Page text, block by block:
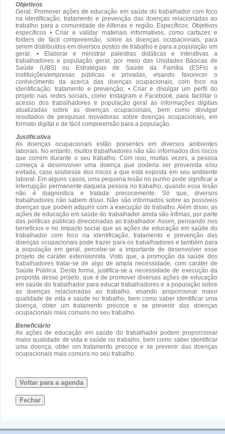
Objetivos
Geral: Promover ações de educação em saúde do trabalhador com foco
na identificação, tratamento e prevenção das doenças relacionadas ao
trabalho para a comunidade de Alfenas e região. Específicos: Objetivos
específicos • Criar e validar materiais informativos, como cartazes e
folders de fácil compreensão, sobre as doenças ocupacionais, para
serem distribuídos em diversos postos de trabalho e para a população em
geral; • Elaborar e ministrar palestras didáticas e interativas a
trabalhadores e população geral, por meio das Unidades Básicas de
Saúde (UBS) ou Estratégias de Saúde da Família (ESFs) e
instituições/empresas públicas e privadas, visando favorecer o
conhecimento da acerca das doenças ocupacionais, com foco na
identificação, tratamento e prevenção; • Criar e divulgar um perfil do
projeto nas redes sociais, como Instagram e Facebook, para facilitar o
acesso dos trabalhadores e população geral às informações digitais
atualizadas sobre as doenças ocupacionais, bem como divulgar
resultados de pesquisas inovadoras sobre doenças ocupacionais, em
formato digital e de fácil compreensão para a população.
Justificativa
As doenças ocupacionais estão presentes em diversos ambientes
laborais. No entanto, muitos trabalhadores não são informados dos riscos
que correm durante o seu trabalho. Com isso, muitas vezes, a pessoa
começa a desenvolver uma doença que poderia ser prevenida e/ou
evitada, caso soubesse dos riscos a que está exposta em seu ambiente
laboral. Em alguns casos, uma pequena lesão no punho pode significar a
interrupção permanente daquela pessoa no trabalho, quando essa lesão
não é diagnostica e tratada precocemente. Só que, diversos
trabalhadores não sabem disso. Não são informados sobre as possíveis
doenças que podem adquirir com a execução do trabalho. Além disso, as
ações de educação em saúde do trabalhador ainda são ínfimas, por parte
das políticas públicas direcionadas ao trabalhador. Assim, pensando nos
benefícios e no impacto social que as ações de educação em saúde do
trabalhador com foco na identificação, tratamento e prevenção das
doenças ocupacionais pode trazer para os trabalhadores e também para
a população em geral, percebe-se a importante de desenvolver esse
projeto de caráter extensionista. Visto que, a promoção da saúde dos
trabalhadores tratar-se de algo de ampla necessidade, com caráter de
Saúde Pública. Desta forma, justifica-se a necessidade de execução da
proposta desse projeto, que é de promover diversas ações de educação
em saúde do trabalhador para educar trabalhadores e a população sobre
as doenças relacionadas ao trabalho, visando proporcionar maior
qualidade de vida e saúde no trabalho, bem como saber identificar uma
doença, obter um tratamento precoce e se prevenir das doenças
ocupacionais mais comuns no seu trabalho.
Beneficiário
As ações de educação em saúde do trabalhador podem proporcionar
maior qualidade de vida e saúde no trabalho, bem como saber identificar
uma doença, obter um tratamento precoce e se prevenir das doenças
ocupacionais mais comuns no seu trabalho.
Voltar para a agenda
Fechar